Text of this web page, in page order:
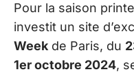
Pour la saison
investit un site
Week de Paris, du
1er octobre 2024,